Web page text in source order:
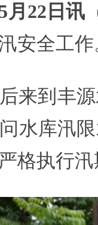
月22日讯
安全工
来到丰
水库汛
格执行